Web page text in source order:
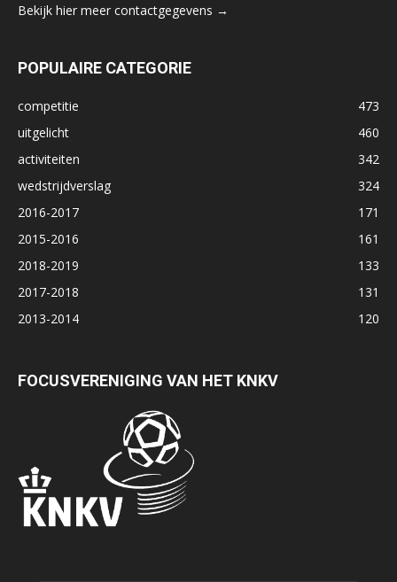
Bekijk hier meer contactgegevens →
POPULAIRE CATEGORIE
competitie
473
uitgelicht
460
activiteiten
342
wedstrijdverslag
324
2016-2017
171
2015-2016
161
2018-2019
133
2017-2018
131
2013-2014
120
FOCUSVERENIGING VAN HET KNKV